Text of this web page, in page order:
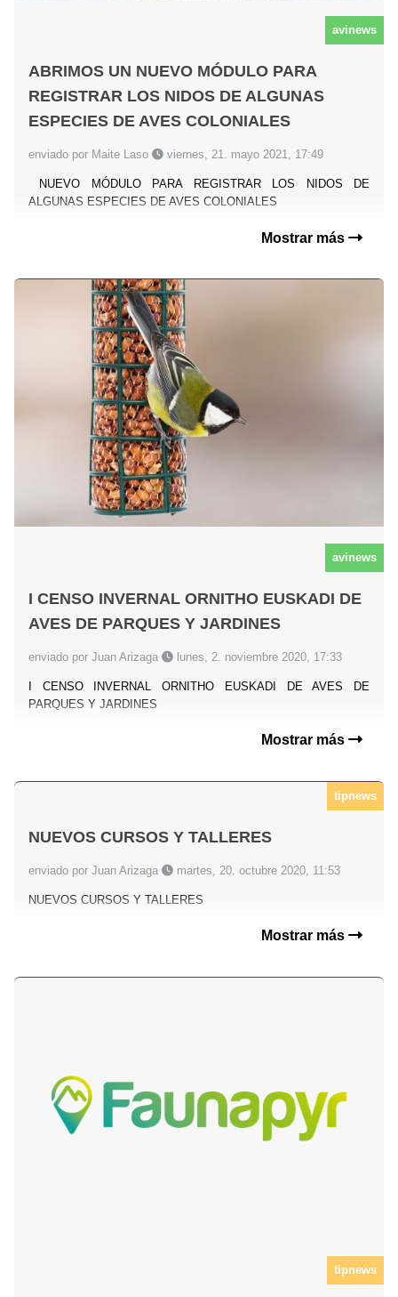
avinews
ABRIMOS UN NUEVO MÓDULO PARA
REGISTRAR LOS NIDOS DE ALGUNAS
ESPECIES DE AVES COLONIALES
enviado por Maite Laso viernes, 21. mayo 2021, 17:49
NUEVO MÓDULO PARA REGISTRAR LOS NIDOS DE
ALGUNAS ESPECIES DE AVES COLONIALES
Mostrar más
avinews
I CENSO INVERNAL ORNITHO EUSKADI DE
AVES DE PARQUES Y JARDINES
enviado por Juan Arizaga lunes, 2. noviembre 2020, 17:33
I CENSO INVERNAL ORNITHO EUSKADI DE AVES DE
PARQUES Y JARDINES
Mostrar más
tipnews
NUEVOS CURSOS Y TALLERES
enviado por Juan Arizaga martes, 20. octubre 2020, 11:53
NUEVOS CURSOS Y TALLERES
Mostrar más
tipnews